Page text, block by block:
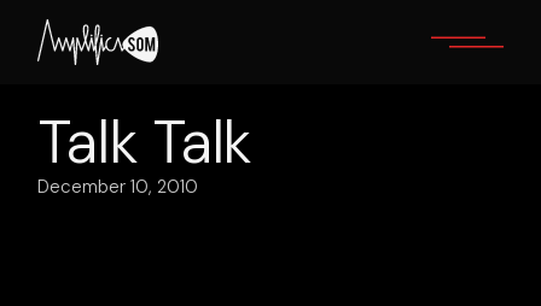
content
Talk Talk
December 10, 2010